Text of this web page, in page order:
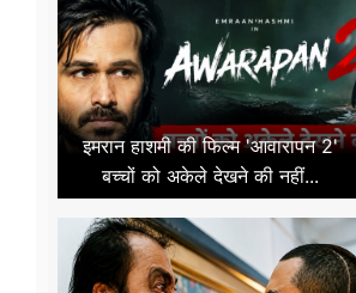
इमरान हाशमी की फिल्म 'आवारापन 2'
बच्चों को अकेले देखने की नहीं...